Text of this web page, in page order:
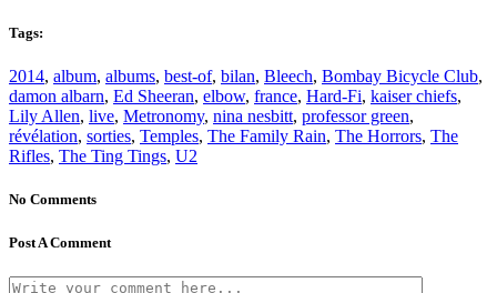
Tags:
2014, album, albums, best-of, bilan, Bleech, Bombay Bicycle Club,
damon albarn, Ed Sheeran, elbow, france, Hard-Fi, kaiser chiefs,
Lily Allen, live, Metronomy, nina nesbitt, professor green,
révélation, sorties, Temples, The Family Rain, The Horrors, The
Rifles, The Ting Tings, U2
No Comments
Post A Comment